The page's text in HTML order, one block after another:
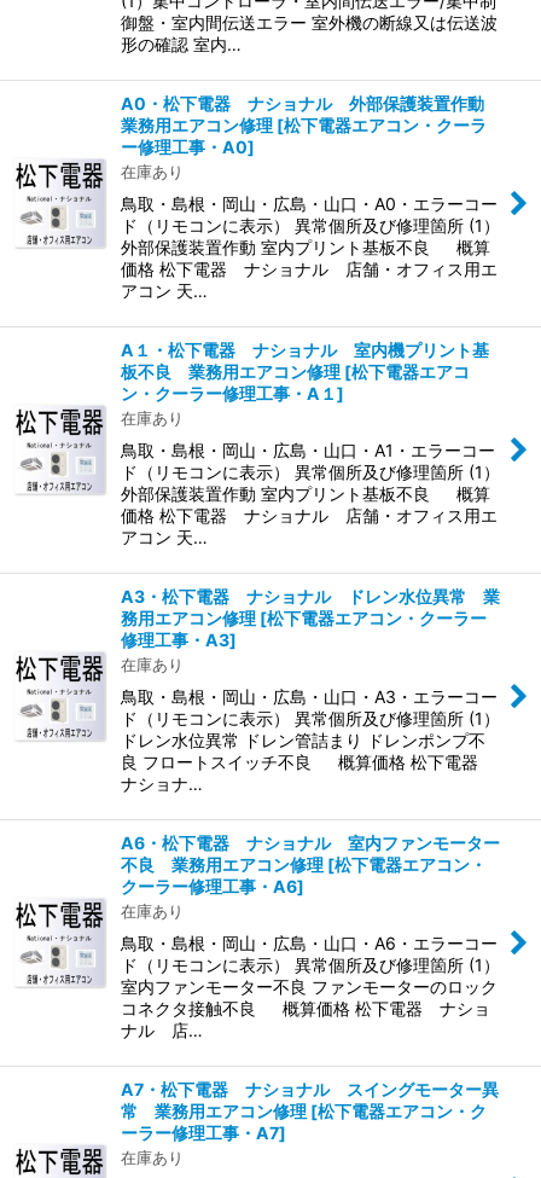
御盤・室内間伝送エラー 室外機の断線又は伝送波
形の確認 室内…
A0・松下電器 ナショナル 外部保護装置作動
業務用エアコン修理 [松下電器エアコン・クーラ
ー修理工事・A0]
在庫あり
鳥取・島根・岡山・広島・山口・A0・エラーコー
ド（リモコンに表示） 異常個所及び修理箇所 (1）
外部保護装置作動 室内プリント基板不良 概算
価格 松下電器 ナショナル 店舗・オフィス用エ
アコン 天…
A１・松下電器 ナショナル 室内機プリント基
板不良 業務用エアコン修理 [松下電器エアコ
ン・クーラー修理工事・A１]
在庫あり
鳥取・島根・岡山・広島・山口・A1・エラーコー
ド（リモコンに表示） 異常個所及び修理箇所 (1）
外部保護装置作動 室内プリント基板不良 概算
価格 松下電器 ナショナル 店舗・オフィス用エ
アコン 天…
A3・松下電器 ナショナル ドレン水位異常 業
務用エアコン修理 [松下電器エアコン・クーラー
修理工事・A3]
在庫あり
鳥取・島根・岡山・広島・山口・A3・エラーコー
ド（リモコンに表示） 異常個所及び修理箇所 (1）
ドレン水位異常 ドレン管詰まり ドレンポンプ不
良 フロートスイッチ不良 概算価格 松下電器
ナショナ…
A6・松下電器 ナショナル 室内ファンモーター
不良 業務用エアコン修理 [松下電器エアコン・
クーラー修理工事・A6]
在庫あり
鳥取・島根・岡山・広島・山口・A6・エラーコー
ド（リモコンに表示） 異常個所及び修理箇所 (1）
室内ファンモーター不良 ファンモーターのロック
コネクタ接触不良 概算価格 松下電器 ナショ
ナル 店…
A7・松下電器 ナショナル スイングモーター異
常 業務用エアコン修理 [松下電器エアコン・ク
ーラー修理工事・A7]
在庫あり